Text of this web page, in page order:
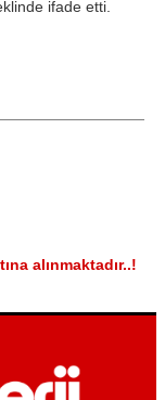
ifade etti.
alınmaktadır..!